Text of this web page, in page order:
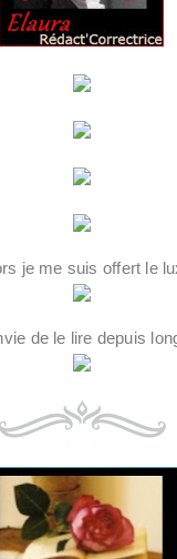
je me suis offert le
de le lire depuis